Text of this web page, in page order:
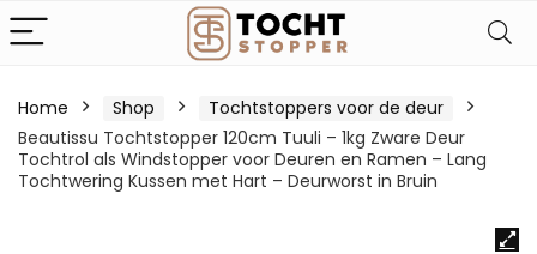
Home Shop
Tochtstoppers voor de deur
Beautissu Tochtstopper 120cm Tuuli – 1kg Zware Deur
Tochtrol als Windstopper voor Deuren en Ramen – Lang
Tochtwering Kussen met Hart – Deurworst in Bruin